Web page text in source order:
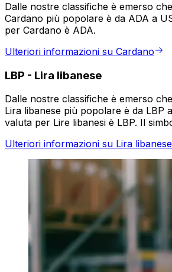
Dalle nostre classifiche è emerso
Cardano più popolare è da ADA a
per Cardano è ADA.
Ulteriori informazioni su Cardano
LBP - Lira libanese
Dalle nostre classifiche è emerso
Lira libanese più popolare è da LBP
valuta per Lire libanesi è LBP. Il
Ulteriori informazioni su Lira libanese